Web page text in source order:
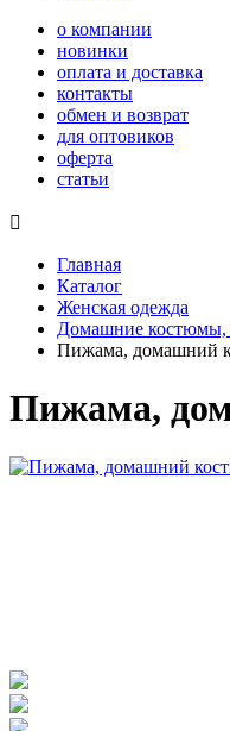
о компании
новинки
оплата и доставка
контакты
обмен и возврат
для оптовиков
оферта
статьи

Главная
Каталог
Женская одежда
Домашние
Пижама, домашний
Пижама,